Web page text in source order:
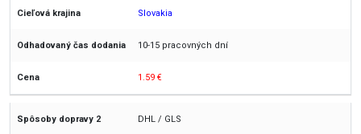
Slovakia
10-15 pracovných dní
1.59 €
DHL / GLS